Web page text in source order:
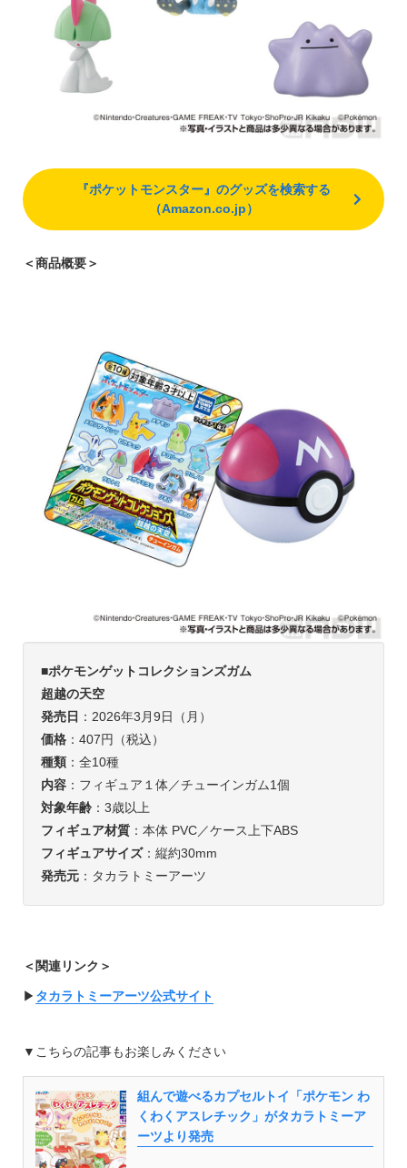
『ポケットモンスター』のグッズを検索する
（Amazon.co.jp）
＜商品概要＞
■ポケモンゲットコレクションズガム
超越の天空
発売日 ：2026年3月9日（月）
価格：407円（税込）
種類：全10種
内容：フィギュア１体／チューインガム1個
対象年齢：3歳以上
フィギュア材質：本体 PVC／ケース上下ABS
フィギュアサイズ：縦約30mm
発売元：タカラトミーアーツ
＜関連リンク＞
▶︎ タカラトミーアーツ公式サイト
▼こちらの記事もお楽しみください
組んで遊べるカプセルトイ「ポケモン わ
くわくアスレチック」がタカラトミーア
ーツより発売